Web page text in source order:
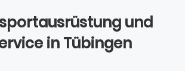
und
in Tübingen